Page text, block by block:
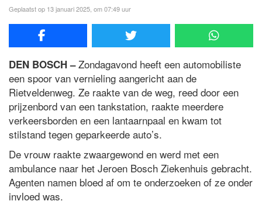
Geplaatst op 13 januari 2025, om 07:49 uur
DEN BOSCH –Zondagavond heeft een automobiliste
een spoor van vernieling aangericht aan de
Rietveldenweg. Ze raakte van de weg, reed door een
prijzenbord van een tankstation, raakte meerdere
verkeersborden en een lantaarnpaal en kwam tot
stilstand tegen geparkeerde auto’s.
De vrouw raakte zwaargewond en werd met een
ambulance naar het Jeroen Bosch Ziekenhuis gebracht.
Agenten namen bloed af om te onderzoeken of ze onder
invloed was.